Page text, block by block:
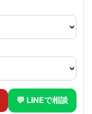
💬 LINEで相談